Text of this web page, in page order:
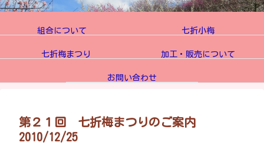
組合について 七折小梅
七折梅まつり 加工・販売について
お問い合わせ
第２１回 七折梅まつりのご案内
2010/12/25